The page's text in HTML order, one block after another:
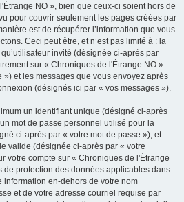
NO », bien que ceux-ci soient hors de
pour couvrir seulement les pages créées par
est de récupérer l’information que vous
Ceci peut être, et n’est pas limité à : la
invité (désignée ci-après par
sur « Chroniques de l'Étrange NO »
et les messages que vous envoyez après
(désignés ici par « vos messages »).
un identifiant unique (désigné ci-après
mot de passe personnel utilisé pour la
ci-après par « votre mot de passe »), et
valide (désignée ci-après par « votre
votre compte sur « Chroniques de l'Étrange
de protection des données applicables dans
information en-dehors de votre nom
et de votre adresse courriel requise par